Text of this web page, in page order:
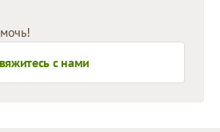
с нами